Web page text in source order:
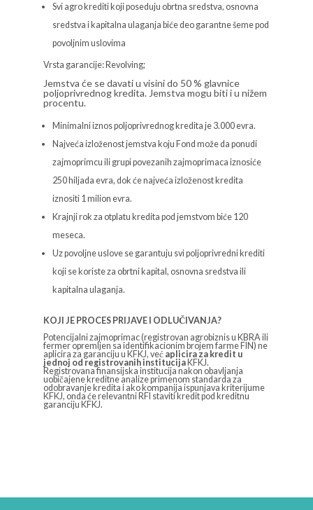
Svi agro krediti koji poseduju obrtna sredstva, osnovna
sredstva i kapitalna ulaganja biće deo garantne šeme pod
povoljnim uslovima
Vrsta garancije: Revolving;
Jemstva će se davati u visini do 50 % glavnice
poljoprivrednog kredita. Jemstva mogu biti i u nižem
procentu.
Minimalni iznos poljoprivrednog kredita je 3.000 evra.
Najveća izloženost jemstva koju Fond može da ponudi
zajmoprimcu ili grupi povezanih zajmoprimaca iznosiće
250 hiljada evra, dok će najveća izloženost kredita
iznositi 1 milion evra.
Krajnji rok za otplatu kredita pod jemstvom biće 120
meseca.
Uz povoljne uslove se garantuju svi poljoprivredni krediti
koji se koriste za obrtni kapital, osnovna sredstva ili
kapitalna ulaganja.
KOJI JE PROCES PRIJAVE I ODLUČIVANJA?
Potencijalni zajmoprimac (registrovan agrobiznis u KBRA ili
fermer opremljen sa identifikacionim brojem farme FIN) ne
aplicira za garanciju u KFKJ, već aplicira za kredit u
jednoj od registrovanih institucija KFKJ.
Registrovana finansijska institucija nakon obavljanja
uobičajene kreditne analize primenom standarda za
odobravanje kredita i ako kompanija ispunjava kriterijume
KFKJ, onda će relevantni RFI staviti kredit pod kreditnu
garanciju KFKJ.